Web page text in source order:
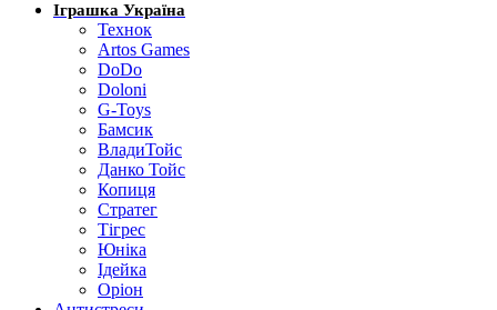
Іграшка Україна
Технок
Artos Games
DoDo
Doloni
G-Toys
Бамсик
ВладиТойс
Данко Тойс
Копиця
Стратег
Тігрес
Юніка
Ідейка
Оріон